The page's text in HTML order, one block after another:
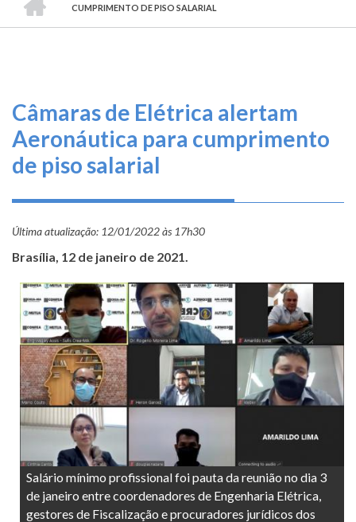
O
que
se
Conosco
e
Prestação
de
Contas
TRILHA
DE
CUMPRIMENTO DE PISO SALARIAL
Câmaras de Elétrica alertam
Aeronáutica para cumprimento
de piso salarial
Última atualização: 12/01/2022 às 17h30
Brasília, 12 de janeiro de 2021.
Salário mínimo profissional foi pauta da reunião no dia 3
de janeiro entre coordenadores de Engenharia Elétrica,
gestores de Fiscalização e procuradores jurídicos dos